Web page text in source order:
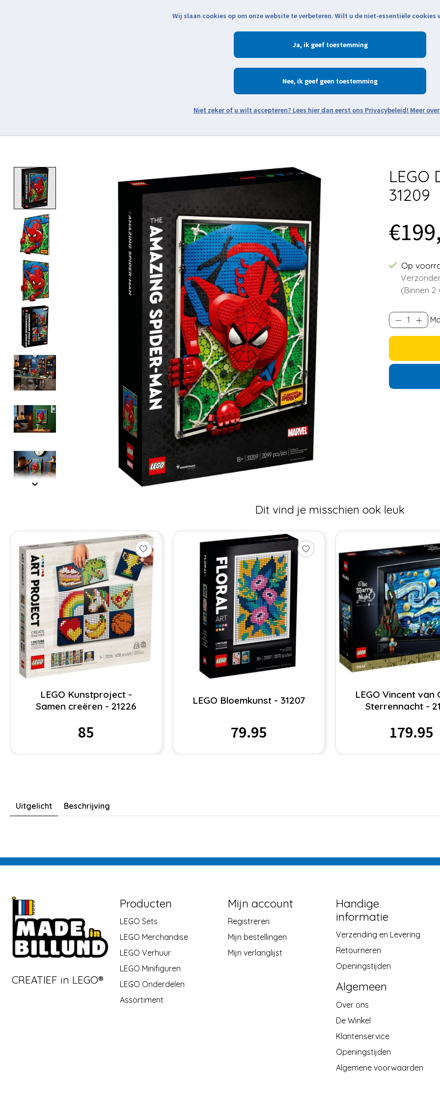
Zoeken
LEGO
31209
Op
(Binnen
Dit vind je misschien ook leuk
Items van productcarrousel
LEGO Kunstproject -
Samen creëren - 21226
85
LEGO Bloemkunst - 31207
79.95
LEGO Vincent van
Sterrennacht -
179.95
Uitgelicht Beschrijving
CREATIEF in LEGO®
Producten
LEGO Sets
LEGO Merchandise
LEGO Verhuur
LEGO Minifiguren
LEGO Onderdelen
Assortiment
Mijn account
Registreren
Mijn bestellingen
Mijn verlanglijst
Handige
informatie
Verzending en Levering
Retourneren
Openingstijden
Algemeen
Over ons
De Winkel
Klantenservice
Openingstijden
Algemene voorwaarden
Wij slaan cookies op om onze website te verbeteren. Wilt u de niet-essentiële cookies
Ja
Nee
Meer